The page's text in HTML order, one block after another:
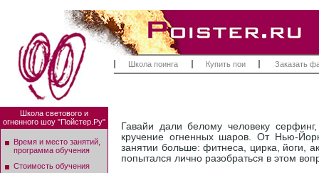
Школа поинга Купить пои Заказать
Гавайи дали белому человеку
кручение огненных шаров. От Нью-
занятии больше: фитнеса, цирка, йоги,
попытался лично разобраться в этом
Школа светового и
огненного шоу "Пойстер.Ру"
Время и место занятий,
программа обучения
Стоимость обучения